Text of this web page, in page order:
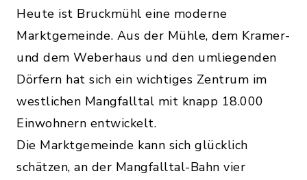
Heute ist Bruckmühl eine moderne
Marktgemeinde. Aus der Mühle, dem Kramer-
und dem Weberhaus und den umliegenden
Dörfern hat sich ein wichtiges Zentrum im
westlichen Mangfalltal mit knapp 18.000
Einwohnern entwickelt.
Die Marktgemeinde kann sich glücklich
schätzen, an der Mangfalltal-Bahn vier